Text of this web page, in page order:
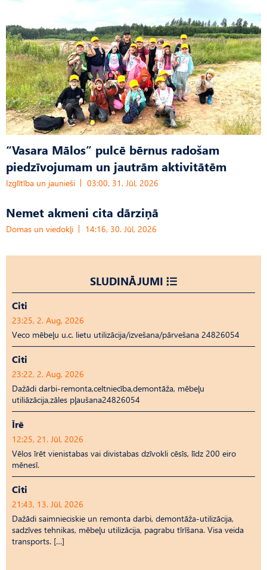
“Vasara Mālos” pulcē bērnus radošam
piedzīvojumam un jautrām aktivitātēm
Izglītība un jaunieši 03:00, 31. Jūl, 2026
Nemet akmeni cita dārziņā
Domas un viedokļi 14:16, 30. Jūl, 2026
SLUDINĀJUMI
Citi
23:25, 2. Aug, 2026
Veco mēbeļu u.c. lietu utilizācija/izvešana/pārvešana 24826054
Citi
23:22, 2. Aug, 2026
Dažādi darbi-remonta,celtniecība,demontāža, mēbeļu
utiliāzācija,zāles pļaušana24826054
Īrē
12:25, 21. Jūl, 2026
Vēlos īrēt vienistabas vai divistabas dzīvokli cēsīs, līdz 200 eiro
mēnesī.
Citi
21:43, 13. Jūl, 2026
Dažādi saimnieciskie un remonta darbi, demontāža-utilizācija,
sadzīves tehnikas, mēbeļu utilizācija, pagrabu tīrīšana. Visa veida
transports. […]